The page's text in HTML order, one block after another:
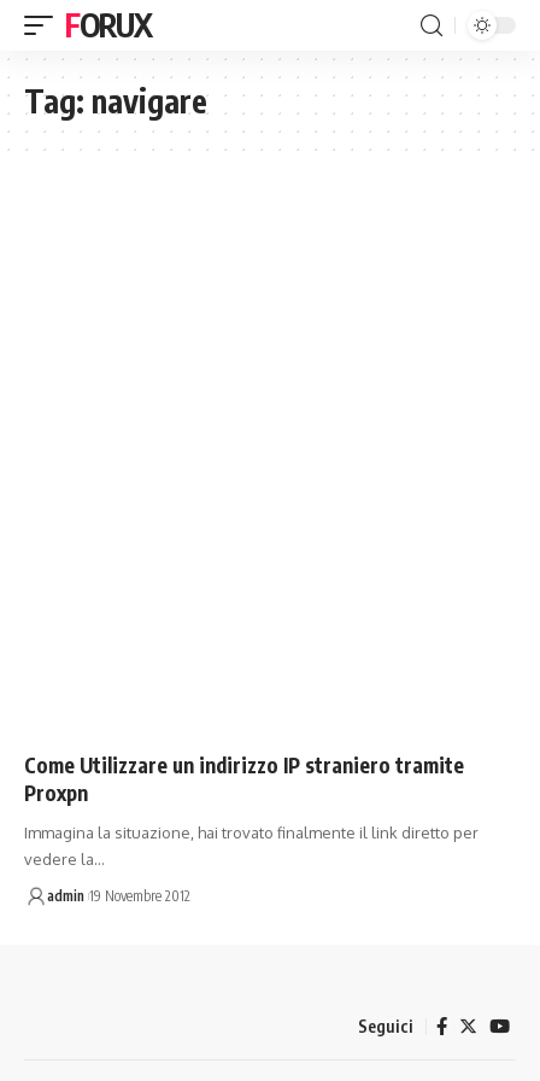
FORUX
Tag: navigare
Come Utilizzare un indirizzo IP straniero tramite
Proxpn
Immagina la situazione, hai trovato finalmente il link diretto per
vedere la…
admin 19 Novembre 2012
Seguici